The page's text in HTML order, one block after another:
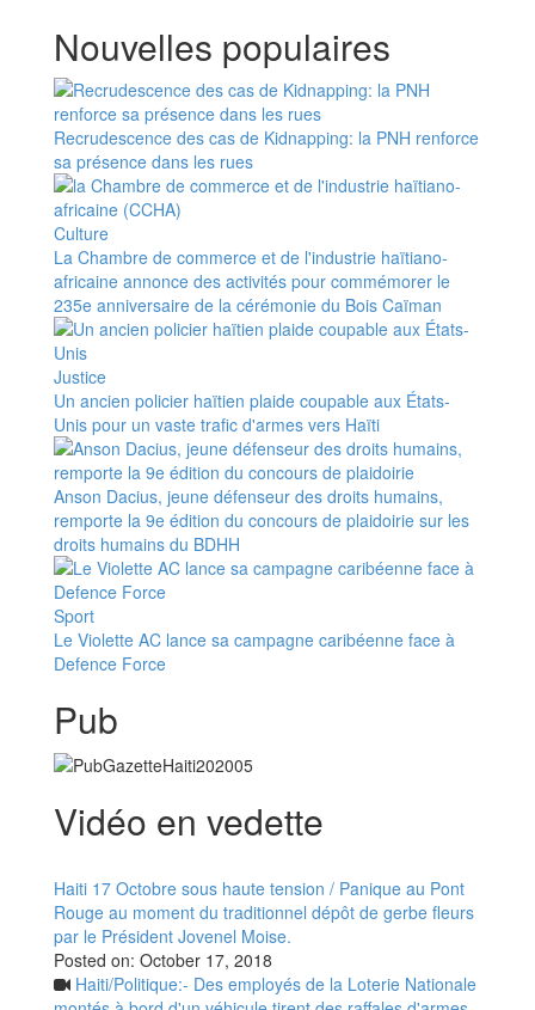
Nouvelles populaires
Recrudescence des cas de Kidnapping: la PNH renforce
sa présence dans les rues
Culture
La Chambre de commerce et de l'industrie haïtiano-
africaine annonce des activités pour commémorer le
235e anniversaire de la cérémonie du Bois Caïman
Justice
Un ancien policier haïtien plaide coupable aux États-
Unis pour un vaste trafic d'armes vers Haïti
Anson Dacius, jeune défenseur des droits humains,
remporte la 9e édition du concours de plaidoirie sur les
droits humains du BDHH
Sport
Le Violette AC lance sa campagne caribéenne face à
Defence Force
Pub
Vidéo en vedette
Haiti 17 Octobre sous haute tension / Panique au Pont
Rouge au moment du traditionnel dépôt de gerbe fleurs
par le Président Jovenel Moise.
Posted on: October 17, 2018
Haiti/Politique:- Des employés de la Loterie Nationale